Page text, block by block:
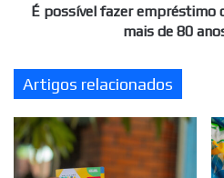
Confira
É possível fazer empréstimo
mais de 80
Artigos relacionados